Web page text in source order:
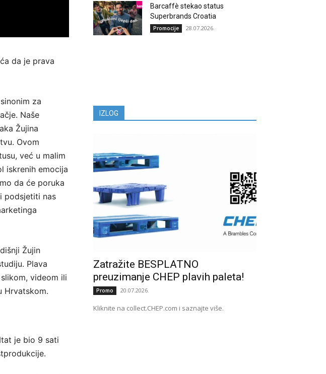
da je prava
za
Naše
Žujina
Ovom
već u malim
iskrenih emocija
da će poruka
podsjetiti nas
Žujin
Plava
videom ili
Hrvatskom.
je bio 9 sati
Barcaffè stekao status
Superbrands Croatia
Promocije 28.07.2026.
IZLOG
Zatražite BESPLATNO
preuzimanje CHEP plavih paleta!
Promo 20.07.2026.
Kliknite na collect.CHEP.com i saznajte više.